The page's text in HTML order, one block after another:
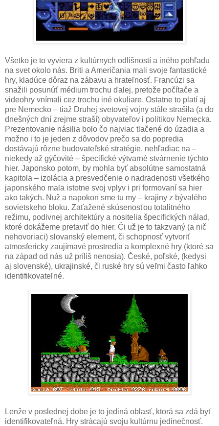
Všetko je to vyviera z kultúrnych odlišností a iného pohľadu
na svet okolo nás. Briti a Američania mali svoje fantastické
hry, kladúce dôraz na zábavu a hrateľnosť. Francúzi sa
snažili posunúť médium trochu ďalej, pretože počítače a
videohry vnímali cez trochu iné okuliare. Ostatne to platí aj
pre Nemecko – tiaž Druhej svetovej vojny stále strašila (a do
dnešných dní zrejme straší) obyvateľov i politikov Nemecka.
Prezentovanie násilia bolo čo najviac tlačené do úzadia a
možno i to je jeden z dôvodov prečo sa do popredia
dostávajú rôzne budovateľské stratégie, nehľadiac na –
niekedy až gýčovité – špecifické výtvarné stvárnenie týchto
hier. Japonsko potom, by mohla byť absolútne samostatná
kapitola – izolácia a presvedčenie o nadradenosti všetkého
japonského mala istotne svoj vplyv i pri formovaní sa hier
ako takých. Nuž a napokon sme tu my – krajiny z bývalého
sovietskeho bloku. Zaťažené skúsenosťou totalitného
režimu, podivnej architektúry a nositelia špecifických nálad,
ktoré dokážeme pretaviť do hier. Či už je to takzvaný (a nič
nehovoriaci) slovanský element, či schopnosť vytvoriť
atmosfericky zaujímavé prostredia a komplexné hry (ktoré sa
na západ od nás už príliš nenosia). České, poľské, (kedysi
aj slovenské), ukrajinské, či ruské hry sú veľmi často ľahko
identifikovateľné.
Lenže v poslednej dobe je to jediná oblasť, ktorá sa zdá byť
identifikovateľná. Hry strácajú svoju kultúrnu jedinečnosť.